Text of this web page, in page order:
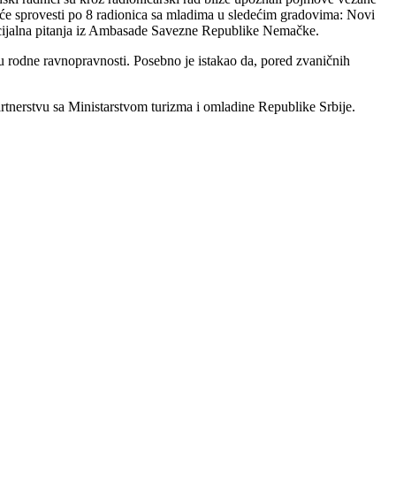
sprovesti po 8 radionica sa mladima u sledećim gradovima: Novi
pitanja iz Ambasade Savezne Republike Nemačke.
ravnopravnosti. Posebno je istakao da, pored zvaničnih
sa Ministarstvom turizma i omladine Republike Srbije.